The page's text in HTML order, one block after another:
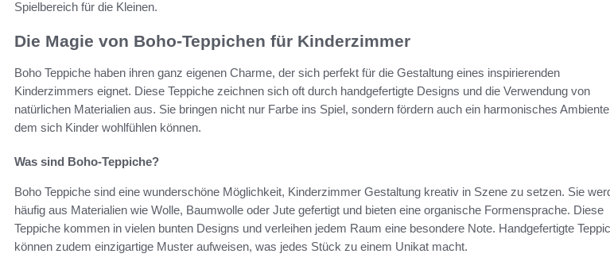
Spielbereich für die Kleinen.
Die Magie von Boho-Teppichen für Kinderzimmer
Boho Teppiche haben ihren ganz eigenen Charme, der sich perfekt für die Gestaltung eines inspirierenden
Kinderzimmers eignet. Diese Teppiche zeichnen sich oft durch handgefertigte Designs und die Verwendung von
natürlichen Materialien aus. Sie bringen nicht nur Farbe ins Spiel, sondern fördern auch ein harmonisches
dem sich Kinder wohlfühlen können.
Was sind Boho-Teppiche?
Boho Teppiche sind eine wunderschöne Möglichkeit, Kinderzimmer Gestaltung kreativ in Szene zu setzen. Sie
häufig aus Materialien wie Wolle, Baumwolle oder Jute gefertigt und bieten eine organische Formensprache. Diese
Teppiche kommen in vielen bunten Designs und verleihen jedem Raum eine besondere Note. Handgefertigte
können zudem einzigartige Muster aufweisen, was jedes Stück zu einem Unikat macht.